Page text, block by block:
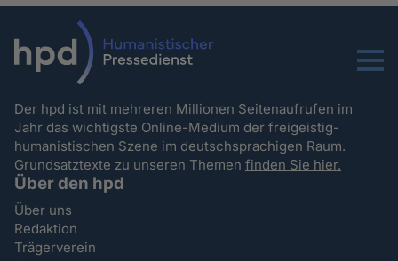
Menu
Der hpd ist mit mehreren Millionen Seitenaufrufen im
Jahr das wichtigste Online-Medium der freigeistig-
humanistischen Szene im deutschsprachigen Raum.
Grundsatztexte zu unseren Themenfinden Sie hier.
Über den hpd
Über uns
Redaktion
Trägerverein